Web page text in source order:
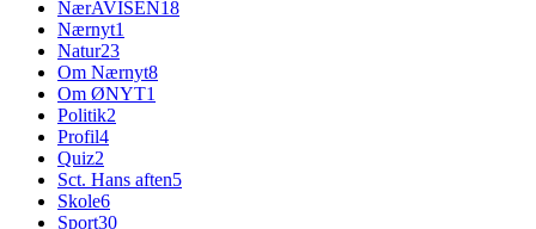
NærAVISEN18
Nærnyt1
Natur23
Om Nærnyt8
Om ØNYT1
Politik2
Profil4
Quiz2
Sct. Hans aften5
Skole6
Sport30